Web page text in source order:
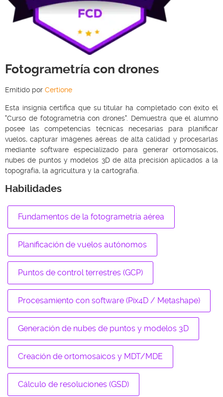
Fotogrametría con drones
Emitido por Certione
Esta insignia certifica que su titular ha completado con éxito el
"Curso de fotogrametría con drones". Demuestra que el alumno
posee las competencias técnicas necesarias para planificar
vuelos, capturar imágenes aéreas de alta calidad y procesarlas
mediante software especializado para generar ortomosaicos,
nubes de puntos y modelos 3D de alta precisión aplicados a la
topografía, la agricultura y la cartografía.
Habilidades
Fundamentos de la fotogrametría aérea
Planificación de vuelos autónomos
Puntos de control terrestres (GCP)
Procesamiento con software (Pix4D / Metashape)
Generación de nubes de puntos y modelos 3D
Creación de ortomosaicos y MDT/MDE
Cálculo de resoluciones (GSD)